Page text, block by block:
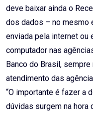
deve baixar ainda o
dos dados – no mesmo
enviada pela internet
computador nas
Banco do Brasil,
atendimento das
“O importante é fazer a
dúvidas surgem na hora